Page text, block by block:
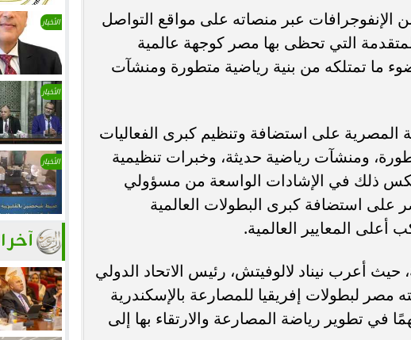
عبر منصاته على مواقع التواصل
التي تحظى بها مصر كوجهة عالمية
ما تمتلكه من بنية رياضية متطورة ومنشآت
المصرية على استضافة وتنظيم كبرى الفعاليات
ومنشآت رياضية حديثة، وخبرات تنظيمية
ذلك في الإشادات الواسعة من مسؤولي
على استضافة كبرى البطولات العالمية
أعلى المعايير العالمية.
حيث أعرب نيناد لالوفيتش، رئيس الاتحاد الدولي
مصر لبطولات إفريقيا للمصارعة بالإسكندرية
مهمًا في تطوير رياضة المصارعة والارتقاء بها إلى
الأخبار
الأخبار
الأخبار